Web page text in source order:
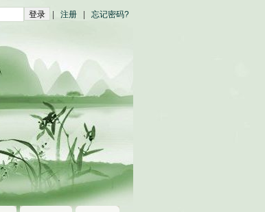
注册 忘记密码?